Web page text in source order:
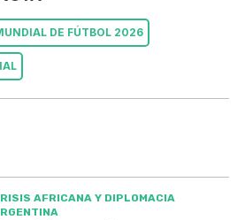
DE FÚTBOL 2026
AFRICANA Y DIPLOMACIA